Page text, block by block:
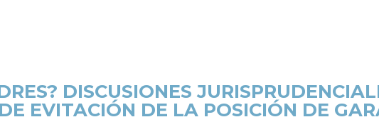
DISCUSIONES
EVITACIÓN DE LA POSICIÓN DE